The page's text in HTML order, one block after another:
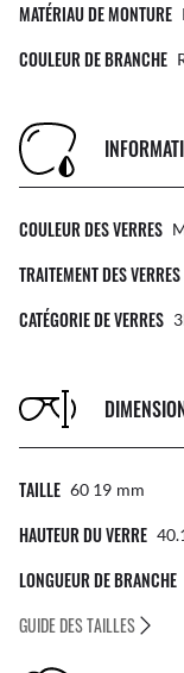
MATÉRIAU DE MONTURE
COULEUR DE BRANCHE
COULEUR DES VERRES
TRAITEMENT DES VERRES
CATÉGORIE DE VERRES
TAILLE 60 19 Mm
HAUTEUR DU VERRE
LONGUEUR DE BRANCHE
GUIDE DES TAILLES